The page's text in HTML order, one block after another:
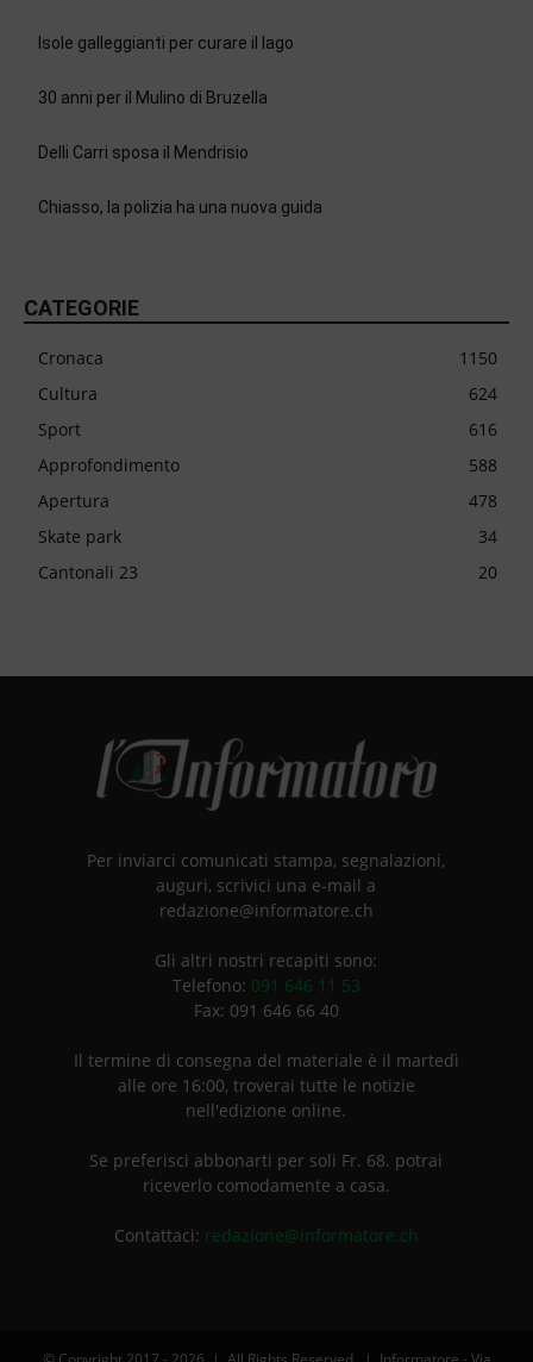
Isole galleggianti per curare il lago
30 anni per il Mulino di Bruzella
Delli Carri sposa il Mendrisio
Chiasso, la polizia ha una nuova guida
CATEGORIE
Cronaca
1150
Cultura
624
Sport
616
Approfondimento
588
Apertura
478
Skate park
34
Cantonali 23
20
Per inviarci comunicati stampa, segnalazioni,
auguri, scrivici una e-mail a
redazione@informatore.ch
Gli altri nostri recapiti sono:
Telefono: 091 646 11 53
Fax: 091 646 66 40
Il termine di consegna del materiale è il martedì
alle ore 16:00, troverai tutte le notizie
nell'edizione online.
Se preferisci abbonarti per soli Fr. 68. potrai
riceverlo comodamente a casa.
Contattaci: redazione@informatore.ch